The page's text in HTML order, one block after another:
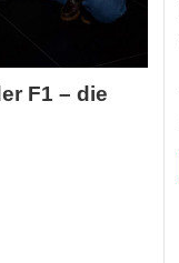
F1 – die